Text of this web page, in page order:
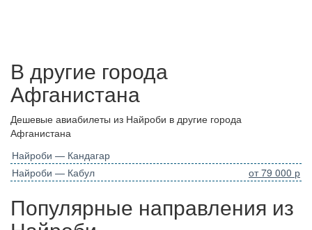
В другие города
Афганистана
Дешевые авиабилеты из Найроби в другие города
Афганистана
Найроби — Кандагар
Найроби — Кабул
от 79 000 р
Популярные направления из